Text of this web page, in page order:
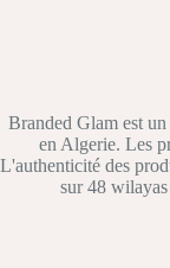
Branded Glam est
en Algerie. Les
L'authenticité des
sur 48